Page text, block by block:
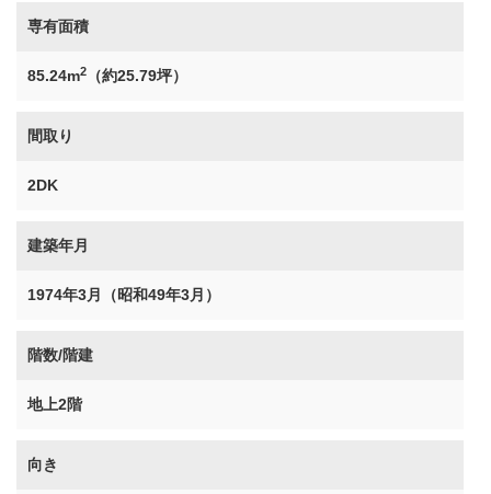
専有面積
85.24m2 （約25.79坪）
間取り
2DK
建築年月
1974年3月（昭和49年3月）
階数/階建
地上2階
向き